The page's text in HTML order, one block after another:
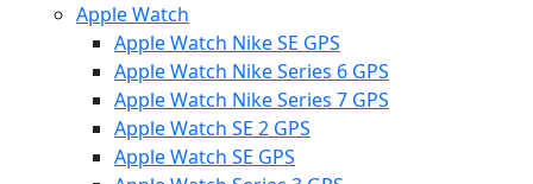
Apple Watch
Apple Watch Nike SE GPS
Apple Watch Nike Series 6 GPS
Apple Watch Nike Series 7 GPS
Apple Watch SE 2 GPS
Apple Watch SE GPS